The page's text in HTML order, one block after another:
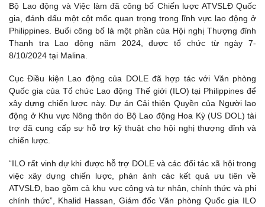
Bộ Lao động và Việc làm đã công bố Chiến lược ATVSLĐ Quốc
gia, đánh dấu một cột mốc quan trọng trong lĩnh vực lao động ở
Philippines. Buổi công bố là một phần của Hội nghị Thượng đỉnh
Thanh tra Lao động năm 2024, được tổ chức từ ngày 7-
8/10/2024 tại Malina.
Cục Điều kiện Lao động của DOLE đã hợp tác với Văn phòng
Quốc gia của Tổ chức Lao động Thế giới (ILO) tại Philippines để
xây dựng chiến lược này. Dự án Cải thiện Quyền của Người lao
động ở Khu vực Nông thôn do Bộ Lao động Hoa Kỳ (US DOL) tài
trợ đã cung cấp sự hỗ trợ kỹ thuật cho hội nghị thượng đỉnh và
chiến lược.
“ILO rất vinh dự khi được hỗ trợ DOLE và các đối tác xã hội trong
việc xây dựng chiến lược, phản ánh các kết quả ưu tiên về
ATVSLĐ, bao gồm cả khu vực công và tư nhân, chính thức và phi
chính thức”, Khalid Hassan, Giám đốc Văn phòng Quốc gia ILO